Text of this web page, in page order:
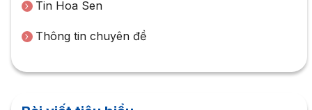
Tin Hoa Sen
Thông tin chuyên đề